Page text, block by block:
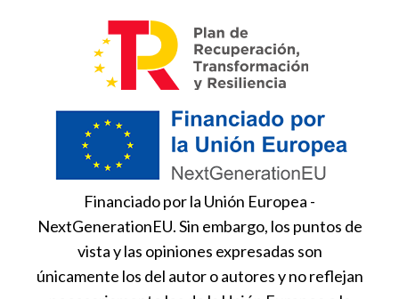
Financiado por la Unión Europea -
NextGenerationEU. Sin embargo, los puntos de
vista y las opiniones expresadas son
únicamente los del autor o autores y no reflejan